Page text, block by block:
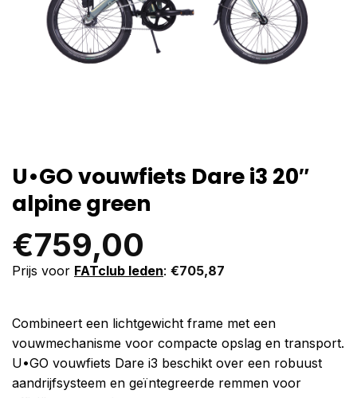
U•GO vouwfiets Dare i3 20″
alpine green
€759,00
Prijs voor FATclub leden: €705,87
Combineert een lichtgewicht frame met een
vouwmechanisme voor compacte opslag en transport.
U•GO vouwfiets Dare i3 beschikt over een robuust
aandrijfsysteem en geïntegreerde remmen voor